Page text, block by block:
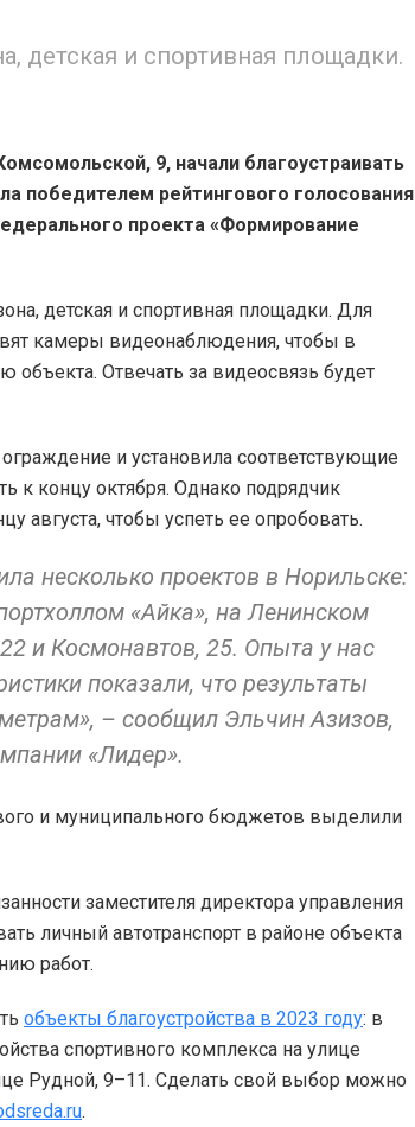
детская и спортивная площадки.
9, начали благоустраивать
победителем рейтингового голосования
проекта «Формирование
детская и спортивная площадки. Для
камеры видеонаблюдения, чтобы в
объекта. Отвечать за видеосвязь будет
и установила соответствующие
к концу октября. Однако подрядчик
августа, чтобы успеть ее опробовать.
несколько проектов в Норильске:
«Айка», на Ленинском
и Космонавтов, 25. Опыта у нас
показали, что результаты
– сообщил Эльчин Азизов,
«Лидер».
и муниципального бюджетов выделили
заместителя директора управления
личный автотранспорт в районе объекта
работ.
объекты благоустройства в 2023 году: в
спортивного комплекса на улице
Рудной, 9–11. Сделать свой выбор можно
.